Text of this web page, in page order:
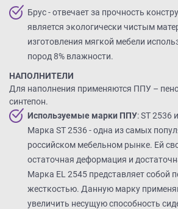
Брус - отвечает за прочность
является экологически чистым
изготовления мягкой мебели
пород 8% влажности.
НАПОЛНИТЕЛИ
Для наполнения применяются ППУ –
синтепон.
Используемые марки ППУ: ST 2536
Марка ST 2536 - одна из самых
российском мебельном рынке. Ей
остаточная деформация и
Марка EL 2545 представляет собой
жесткостью. Данную марку
увеличить несущую способность
порядке
условиях
Политики
обработки
данных.